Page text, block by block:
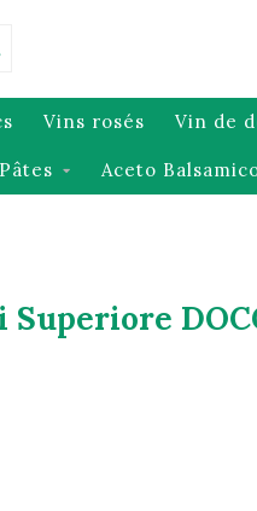
Vins rosés Vin de
Pâtes Aceto